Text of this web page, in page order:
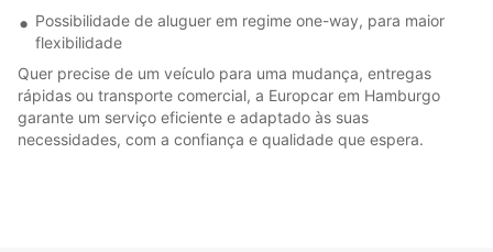
Possibilidade de aluguer em regime one-way, para maior
flexibilidade
Quer precise de um veículo para uma mudança, entregas
rápidas ou transporte comercial, a Europcar em Hamburgo
garante um serviço eficiente e adaptado às suas
necessidades, com a confiança e qualidade que espera.